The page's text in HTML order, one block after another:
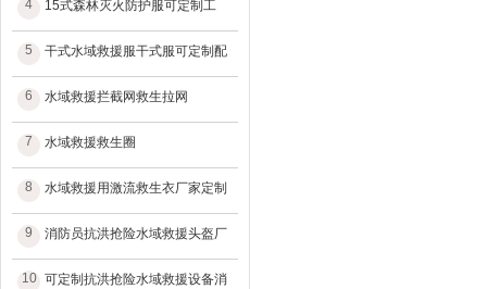
4 15式森林灭火防护服可定制工
5 干式水域救援服干式服可定制配
6 水域救援拦截网救生拉网
7 水域救援救生圈
8 水域救援用激流救生衣厂家定制
9 消防员抗洪抢险水域救援头盔厂
10 可定制抗洪抢险水域救援设备消